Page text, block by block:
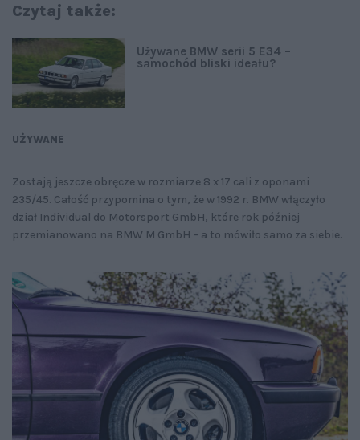
Czytaj także:
UŻYWANE
Używane BMW serii 5 E34 –
samochód bliski ideału?
Zostają jeszcze obręcze w rozmiarze 8 x 17 cali z oponami
235/45. Całość przypomina o tym, że w 1992 r. BMW włączyło
dział Individual do Motorsport GmbH, które rok później
przemianowano na BMW M GmbH – a to mówiło samo za siebie.